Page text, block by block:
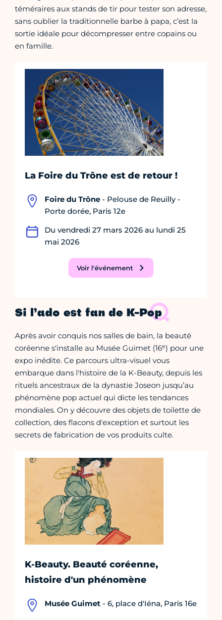
téméraires aux stands de tir pour tester son adresse,
sans oublier la traditionnelle barbe à papa, c’est la
sortie idéale pour décompresser entre copains ou
en famille.
La Foire du Trône est de retour !
Foire du Trône - Pelouse de Reuilly -
Porte dorée, Paris 12e
Du vendredi 27 mars 2026 au lundi 25
mai 2026
Voir l'événement
Si l’ado est fan de K-Pop
Après avoir conquis nos salles de bain, la beauté
coréenne s'installe au Musée Guimet (16e) pour une
expo inédite. Ce parcours ultra-visuel vous
embarque dans l'histoire de la K-Beauty, depuis les
rituels ancestraux de la dynastie Joseon jusqu’au
phénomène pop actuel qui dicte les tendances
mondiales. On y découvre des objets de toilette de
collection, des flacons d'exception et surtout les
secrets de fabrication de vos produits culte.
K-Beauty. Beauté coréenne,
histoire d'un phénomène
Musée Guimet - 6, place d'Iéna, Paris 16e